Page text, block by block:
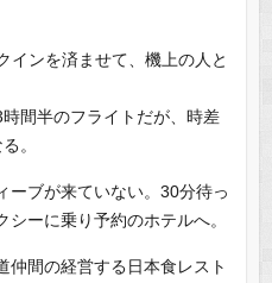
インを済ませて、機上の人と
間半のフライトだが、時差
。
ーブが来ていない。30分待っ
ーに乗り予約のホテルへ。
仲間の経営する日本食レスト